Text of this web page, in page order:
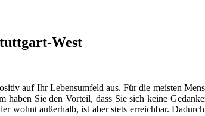
West
auf Ihr Lebensumfeld aus. Für die meisten
Sie den Vorteil, dass Sie sich keine
wohnt außerhalb, ist aber stets erreichbar.